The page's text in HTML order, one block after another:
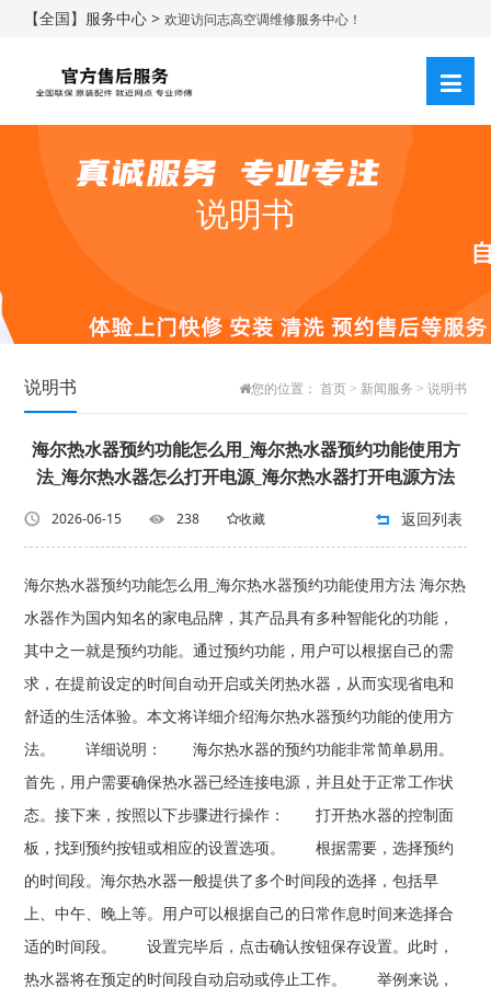
【全国】服务中心 >欢迎访问志高空调维修服务中心！
说明书
说明书 您的位置： 首页> 新闻服务 > 说明书
海尔热水器预约功能怎么用_海尔热水器预约功能使用方
法_海尔热水器怎么打开电源_海尔热水器打开电源方法
2026-06-15 238 收藏 返回列表
海尔热水器预约功能怎么用_海尔热水器预约功能使用方法 海尔热
水器作为国内知名的家电品牌，其产品具有多种智能化的功能，
其中之一就是预约功能。通过预约功能，用户可以根据自己的需
求，在提前设定的时间自动开启或关闭热水器，从而实现省电和
舒适的生活体验。本文将详细介绍海尔热水器预约功能的使用方
法。 详细说明： 海尔热水器的预约功能非常简单易用。
首先，用户需要确保热水器已经连接电源，并且处于正常工作状
态。接下来，按照以下步骤进行操作： 打开热水器的控制面
板，找到预约按钮或相应的设置选项。 根据需要，选择预约
的时间段。海尔热水器一般提供了多个时间段的选择，包括早
上、中午、晚上等。用户可以根据自己的日常作息时间来选择合
适的时间段。 设置完毕后，点击确认按钮保存设置。此时，
热水器将在预定的时间段自动启动或停止工作。 举例来说，